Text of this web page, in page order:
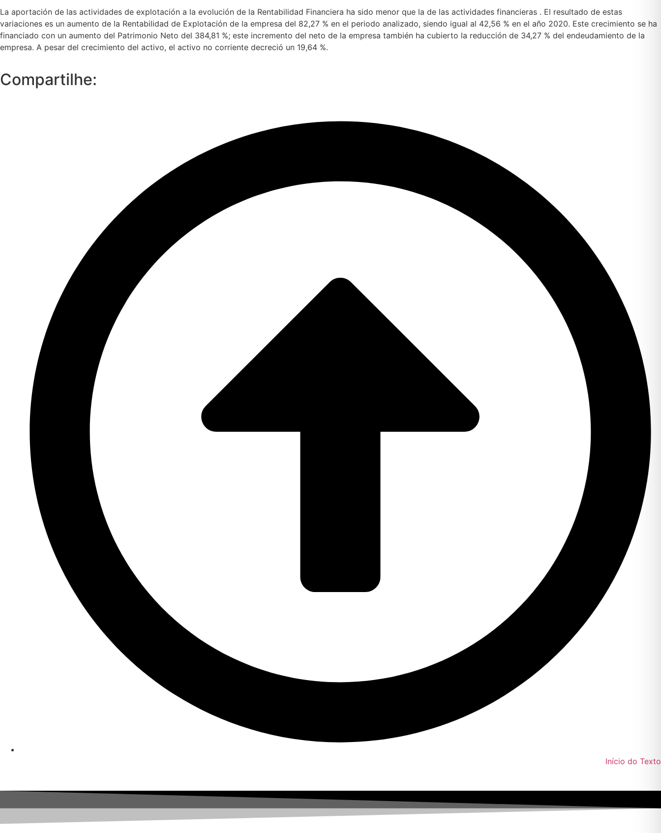
La aportación de las actividades de explotación a la evolución de la Rentabilidad Financiera ha sido menor que la de las actividades financieras . El resultado de estas
variaciones es un aumento de la Rentabilidad de Explotación de la empresa del 82,27 % en el periodo analizado, siendo igual al 42,56 % en el año 2020. Este crecimiento se ha
financiado con un aumento del Patrimonio Neto del 384,81 %; este incremento del neto de la empresa también ha cubierto la reducción de 34,27 % del endeudamiento de la
empresa. A pesar del crecimiento del activo, el activo no corriente decreció un 19,64 %.
Compartilhe:
Início do Texto